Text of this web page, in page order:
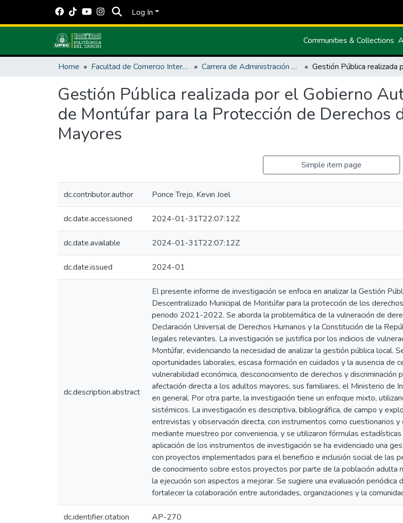
Log In
Communities & Collections
Home Facultad de Comercio Internacional, Integración, Administración y Economía Empresarial Carrera de Administración Pública
Gestión Pública realizada por el Gobierno
de Montúfar para la Protección de Derechos
Mayores
Simple item page
dc.contributor.author Ponce Trejo, Kevin Joel
dc.date.accessioned 2024-01-31T22:07:12Z
dc.date.available 2024-01-31T22:07:12Z
dc.date.issued 2024-01
dc.description.abstract
El presente informe de investigación se enfoca en analizar la Gestión
Descentralizado Municipal de Montúfar para la protección de los
periodo 2021-2022. Se aborda la problemática de la vulneración de
Declaración Universal de Derechos Humanos y la Constitución de la
legales relevantes. La investigación se justifica por los indicios de
Montúfar, evidenciando la necesidad de analizar la gestión pública local.
oportunidades laborales, escasa formación en cuidados y la ausencia de
vulnerabilidad económica, desconocimiento de derechos y discriminación
afectación directa a los adultos mayores, sus familiares, el Ministerio de
en general. Por otra parte, la investigación tiene un enfoque mixto,
sistémicos. La investigación es descriptiva, bibliográfica, de campo y
entrevistas y observación directa, con instrumentos como cuestionarios
mediante muestreo por conveniencia, y se utilizaron fórmulas
aplicación de los instrumentos de investigación se ha evidenciado una
con proyectos implementados para el beneficio e inclusión social de las
de conocimiento sobre estos proyectos por parte de la población adulta
la ejecución son aspectos a mejorar. Se sugiere una evaluación
fortalecer la colaboración entre autoridades, organizaciones y la
dc.identifier.citation AP-270